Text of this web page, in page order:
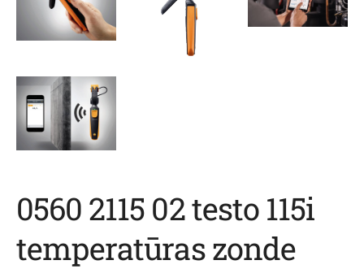
0560 2115 02 testo 115i
temperatūras zonde